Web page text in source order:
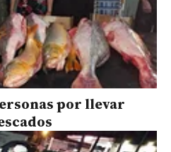
por llevar